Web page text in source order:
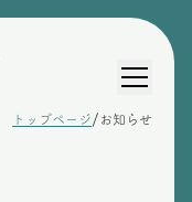
トップページ/ お知らせ